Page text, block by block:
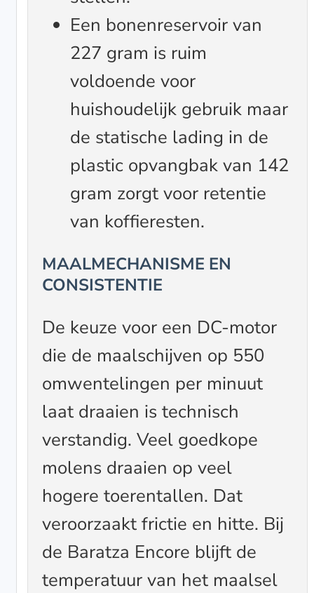
Een bonenreservoir van
227 gram is ruim
voldoende voor
huishoudelijk gebruik maar
de statische lading in de
plastic opvangbak van 142
gram zorgt voor retentie
van koffieresten.
MAALMECHANISME EN
CONSISTENTIE
De keuze voor een DC-motor
die de maalschijven op 550
omwentelingen per minuut
laat draaien is technisch
verstandig. Veel goedkope
molens draaien op veel
hogere toerentallen. Dat
veroorzaakt frictie en hitte. Bij
de Baratza Encore blijft de
temperatuur van het maalsel